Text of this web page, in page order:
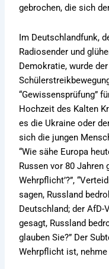
gebrochen, die sich
Im Deutschlandfunk,
Radiosender und
Demokratie, wurde
“Gewissensprüfung”
Hochzeit des Kalten
es die Ukraine oder
sich die jungen
“Wie sähe Europa
Russen vor 80 Jahren
Wehrpflicht’?”,
sagen, Russland
Deutschland; der
gesagt, Russland
glauben Sie?” Der
Wehrpflicht ist,